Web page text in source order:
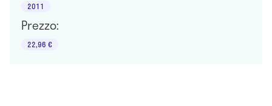
2011
Prezzo:
22,96 €